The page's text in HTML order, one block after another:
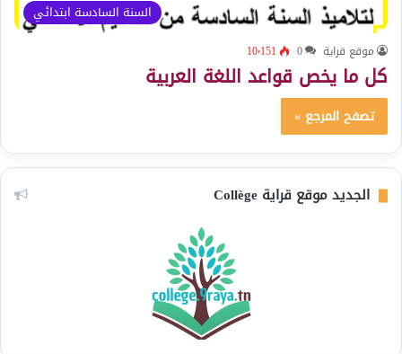
السنة السادسة ابتدائي
موقع قراية 0 10٬151
كل ما يخص قواعد اللغة العربية
تصفح المرجع »
الجديد موقع قراية Collège